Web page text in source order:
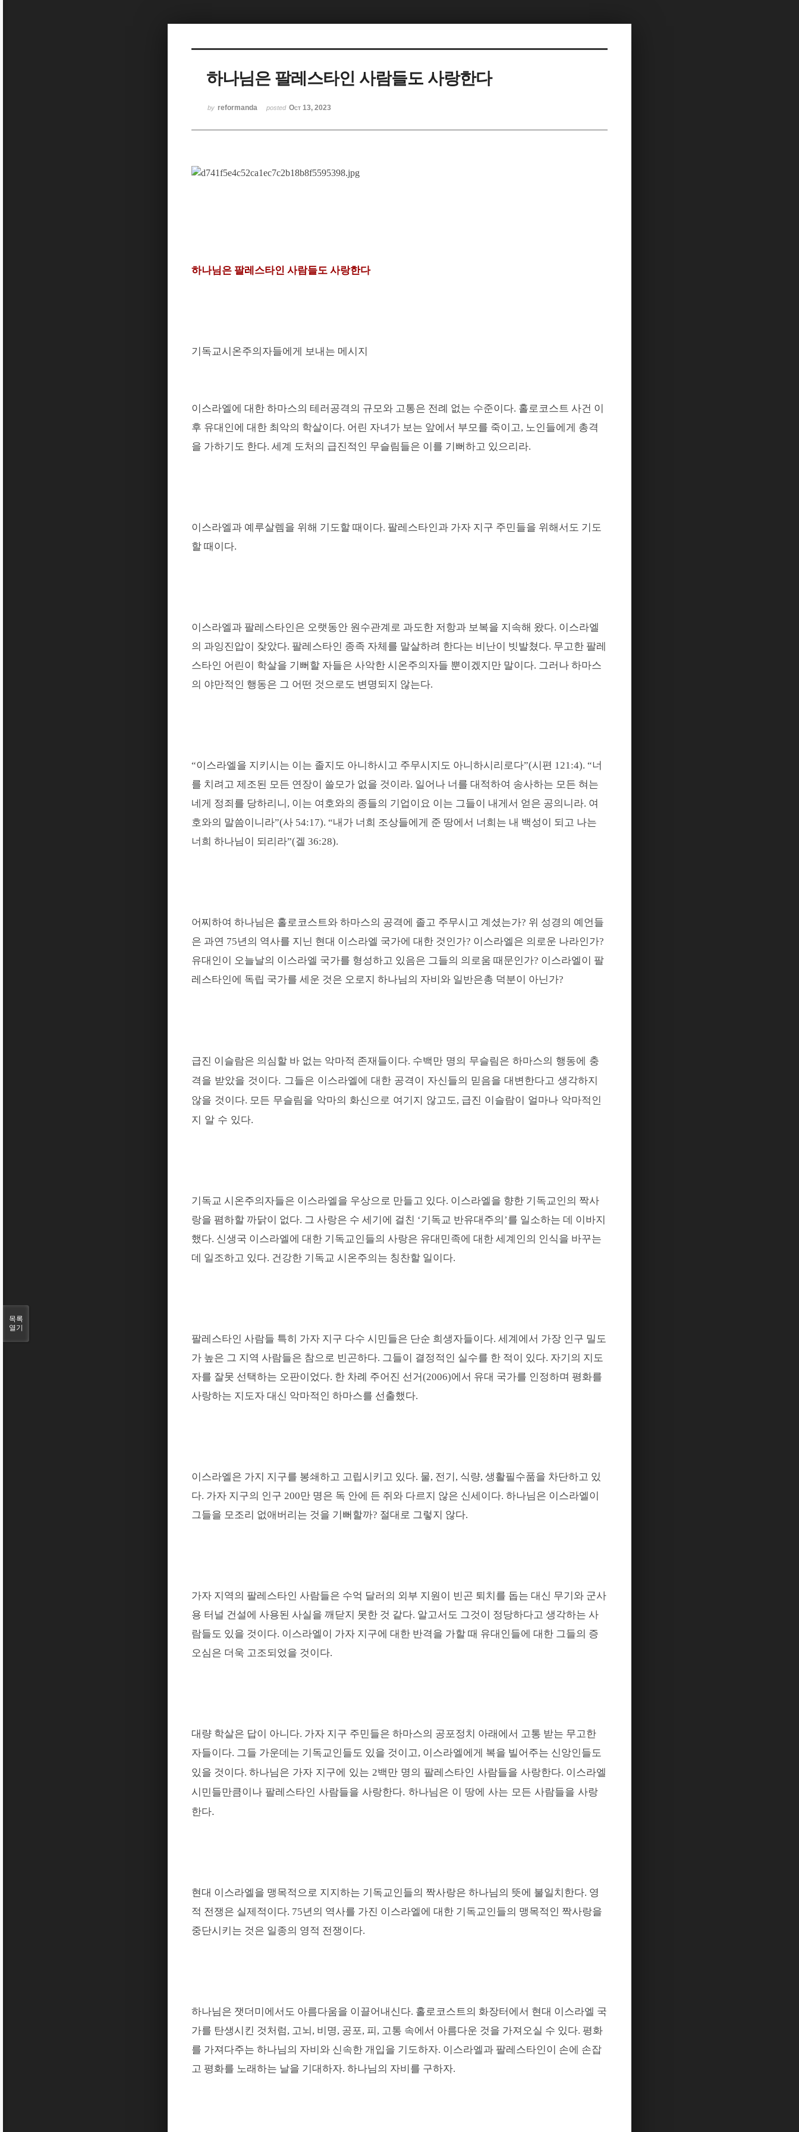
하나님은 팔레스타인 사람들도 사랑한다
by reformanda posted Oct 13, 2023
하나님은 팔레스타인 사람들도 사랑한다
기독교시온주의자들에게 보내는 메시지
이스라엘에 대한 하마스의 테러공격의 규모와 고통은 전례 없는 수준이다. 홀로코스트 사건 이
후 유대인에 대한 최악의 학살이다. 어린 자녀가 보는 앞에서 부모를 죽이고, 노인들에게 총격
을 가하기도 한다. 세계 도처의 급진적인 무슬림들은 이를 기뻐하고 있으리라.
이스라엘과 예루살렘을 위해 기도할 때이다. 팔레스타인과 가자 지구 주민들을 위해서도 기도
할 때이다.
이스라엘과 팔레스타인은 오랫동안 원수관계로 과도한 저항과 보복을 지속해 왔다. 이스라엘
의 과잉진압이 잦았다. 팔레스타인 종족 자체를 말살하려 한다는 비난이 빗발쳤다. 무고한 팔레
스타인 어린이 학살을 기뻐할 자들은 사악한 시온주의자들 뿐이겠지만 말이다. 그러나 하마스
의 야만적인 행동은 그 어떤 것으로도 변명되지 않는다.
“이스라엘을 지키시는 이는 졸지도 아니하시고 주무시지도 아니하시리로다”(시편 121:4). “너
를 치려고 제조된 모든 연장이 쓸모가 없을 것이라. 일어나 너를 대적하여 송사하는 모든 혀는
네게 정죄를 당하리니, 이는 여호와의 종들의 기업이요 이는 그들이 내게서 얻은 공의니라. 여
호와의 말씀이니라”(사 54:17). “내가 너희 조상들에게 준 땅에서 너희는 내 백성이 되고 나는
너희 하나님이 되리라”(겔 36:28).
어찌하여 하나님은 홀로코스트와 하마스의 공격에 졸고 주무시고 계셨는가? 위 성경의 예언들
은 과연 75년의 역사를 지닌 현대 이스라엘 국가에 대한 것인가? 이스라엘은 의로운 나라인가?
유대인이 오늘날의 이스라엘 국가를 형성하고 있음은 그들의 의로움 때문인가? 이스라엘이 팔
레스타인에 독립 국가를 세운 것은 오로지 하나님의 자비와 일반은총 덕분이 아닌가?
급진 이슬람은 의심할 바 없는 악마적 존재들이다. 수백만 명의 무슬림은 하마스의 행동에 충
격을 받았을 것이다. 그들은 이스라엘에 대한 공격이 자신들의 믿음을 대변한다고 생각하지
않을 것이다. 모든 무슬림을 악마의 화신으로 여기지 않고도, 급진 이슬람이 얼마나 악마적인
지 알 수 있다.
기독교 시온주의자들은 이스라엘을 우상으로 만들고 있다. 이스라엘을 향한 기독교인의 짝사
랑을 폄하할 까닭이 없다. 그 사랑은 수 세기에 걸친 ‘기독교 반유대주의 ’를 일소하는 데 이바지
했다. 신생국 이스라엘에 대한 기독교인들의 사랑은 유대민족에 대한 세계인의 인식을 바꾸는
데 일조하고 있다. 건강한 기독교 시온주의는 칭찬할 일이다.
팔레스타인 사람들 특히 가자 지구 다수 시민들은 단순 희생자들이다. 세계에서 가장 인구 밀도
가 높은 그 지역 사람들은 참으로 빈곤하다. 그들이 결정적인 실수를 한 적이 있다. 자기의 지도
자를 잘못 선택하는 오판이었다. 한 차례 주어진 선거 (2006)에서 유대 국가를 인정하며 평화를
사랑하는 지도자 대신 악마적인 하마스를 선출했다.
이스라엘은 가지 지구를 봉쇄하고 고립시키고 있다. 물, 전기 , 식량, 생활필수품을 차단하고 있
다. 가자 지구의 인구 200만 명은 독 안에 든 쥐와 다르지 않은 신세이다. 하나님은 이스라엘이
그들을 모조리 없애버리는 것을 기뻐할까? 절대로 그렇지 않다.
가자 지역의 팔레스타인 사람들은 수억 달러의 외부 지원이 빈곤 퇴치를 돕는 대신 무기와 군사
용 터널 건설에 사용된 사실을 깨닫지 못한 것 같다. 알고서도 그것이 정당하다고 생각하는 사
람들도 있을 것이다. 이스라엘이 가자 지구에 대한 반격을 가할 때 유대인들에 대한 그들의 증
오심은 더욱 고조되었을 것이다.
대량 학살은 답이 아니다. 가자 지구 주민들은 하마스의 공포정치 아래에서 고통 받는 무고한
자들이다. 그들 가운데는 기독교인들도 있을 것이고, 이스라엘에게 복을 빌어주는 신앙인들도
있을 것이다. 하나님은 가자 지구에 있는 2백만 명의 팔레스타인 사람들을 사랑한다. 이스라엘
시민들만큼이나 팔레스타인 사람들을 사랑한다. 하나님은 이 땅에 사는 모든 사람들을 사랑
한다.
현대 이스라엘을 맹목적으로 지지하는 기독교인들의 짝사랑은 하나님의 뜻에 불일치한다. 영
적 전쟁은 실제적이다. 75년의 역사를 가진 이 스라엘에 대한 기독교인들의 맹목적인 짝사랑을
중단시키는 것은 일종의 영적 전쟁이다.
하나님은 잿더미에서도 아름다움을 이끌어내신다. 홀로코스트의 화장터에서 현대 이스라엘 국
가를 탄생시킨 것처럼, 고뇌 , 비명, 공포, 피 , 고통 속에서 아름다운 것을 가져오실 수 있다. 평화
를 가져다주는 하나님의 자비와 신속한 개입을 기도하자. 이스라엘과 팔레스타인이 손에 손잡
고 평화를 노래하는 날을 기대하자. 하나님의 자비를 구하자.
목록
열기